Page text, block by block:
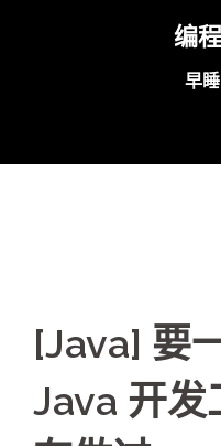
编
早
[Java] 要
Java 开发